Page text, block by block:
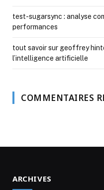
test-sugarsync : analyse
performances
tout savoir sur geoffrey
l’intelligence artificielle
COMMENTAIRES
ARCHIVES